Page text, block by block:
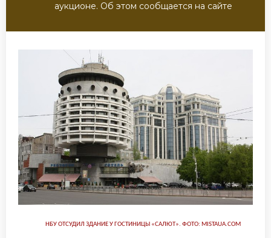
аукционе. Об этом сообщается на сайте
НБУ ОТСУДИЛ ЗДАНИЕ У ГОСТИНИЦЫ «САЛЮТ». ФОТО: MISTAUA.COM